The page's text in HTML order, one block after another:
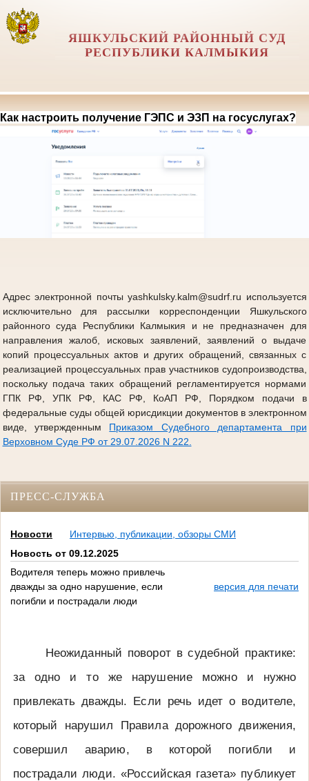
ЯШКУЛЬСКИЙ РАЙОННЫЙ СУД
РЕСПУБЛИКИ КАЛМЫКИЯ
Как настроить получение ГЭПС и ЭЗП на госуслугах?
Адрес электронной почты yashkulsky.kalm@sudrf.ru используется
исключительно для рассылки корреспонденции Яшкульского
районного суда Республики Калмыкия и не предназначен для
направления жалоб, исковых заявлений, заявлений о выдаче
копий процессуальных актов и других обращений, связанных с
реализацией процессуальных прав участников судопроизводства,
поскольку подача таких обращений регламентируется нормами
ГПК РФ, УПК РФ, КАС РФ, КоАП РФ, Порядком подачи в
федеральные суды общей юрисдикции документов в электронном
виде, утвержденным Приказом Судебного департамента при
Верховном Суде РФ от 29.07.2026 N 222.
ПРЕСС-СЛУЖБА
Новости
Интервью, публикации, обзоры СМИ
Новость от 09.12.2025
Водителя теперь можно привлечь
дважды за одно нарушение, если
погибли и пострадали люди
версия для печати
Неожиданный поворот в судебной практике:
за одно и то же нарушение можно и нужно
привлекать дважды. Если речь идет о водителе,
который нарушил Правила дорожного движения,
совершил аварию, в которой погибли и
пострадали люди. «Российская газета» публикует